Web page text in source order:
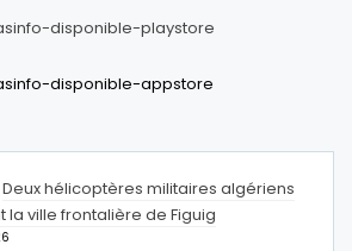
Deux hélicoptères militaires algériens
la ville frontalière de Figuig